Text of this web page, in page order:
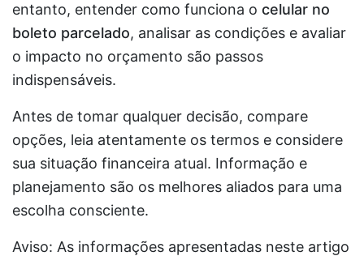
entanto, entender como funciona o celular no
boleto parcelado, analisar as condições e avaliar
o impacto no orçamento são passos
indispensáveis.
Antes de tomar qualquer decisão, compare
opções, leia atentamente os termos e considere
sua situação financeira atual. Informação e
planejamento são os melhores aliados para uma
escolha consciente.
Aviso: As informações apresentadas neste artigo